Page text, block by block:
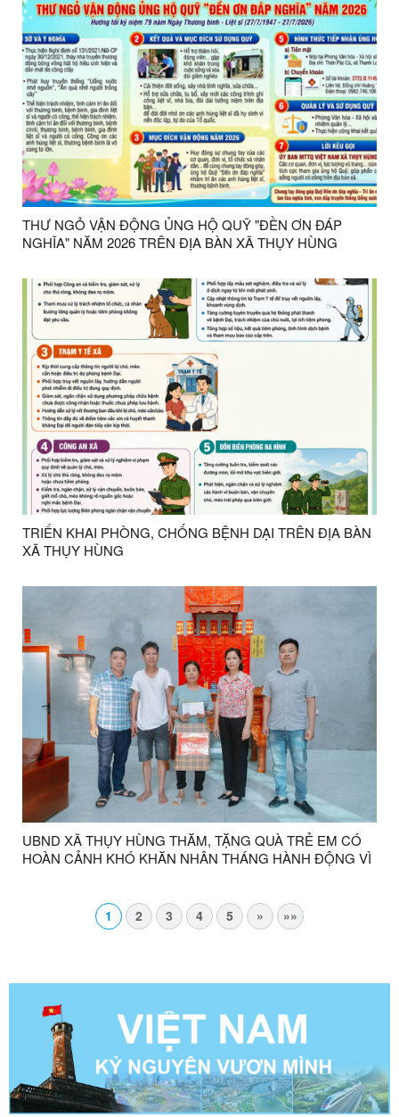
THƯ NGỎ VẬN ĐỘNG ỦNG HỘ QUỸ "ĐỀN ƠN ĐÁP
NGHĨA" NĂM 2026 TRÊN ĐỊA BÀN XÃ THỤY HÙNG
TRIỂN KHAI PHÒNG, CHỐNG BỆNH DẠI TRÊN ĐỊA BÀN
XÃ THỤY HÙNG
UBND XÃ THỤY HÙNG THĂM, TẶNG QUÀ TRẺ EM CÓ
HOÀN CẢNH KHÓ KHĂN NHÂN THÁNG HÀNH ĐỘNG VÌ
1 2 3 4 5 » »»